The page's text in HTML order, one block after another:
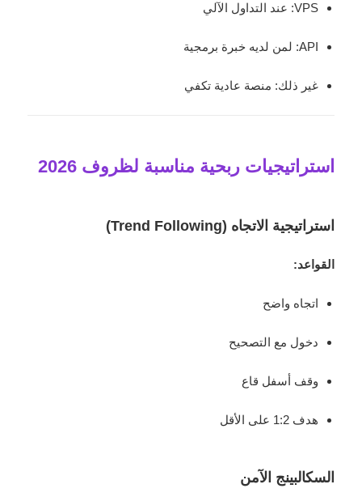
VPS: عند التداول الآلي
API: لمن لديه خبرة برمجية
غير ذلك: منصة عادية تكفي
استراتيجيات ربحية مناسبة لظروف 2026
استراتيجية الاتجاه (Trend Following)
القواعد:
اتجاه واضح
دخول مع التصحيح
وقف أسفل قاع
هدف 1:2 على الأقل
السكالبينج الآمن